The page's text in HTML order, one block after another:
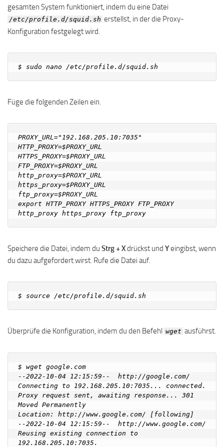
gesamten System funktioniert, indem du eine Datei
/etc/profile.d/squid.sh erstellst, in der die Proxy-
Konfiguration festgelegt wird.
Füge die folgenden Zeilen ein.
PROXY_URL="192.168.205.10:7035"
HTTP_PROXY=$PROXY_URL
HTTPS_PROXY=$PROXY_URL
FTP_PROXY=$PROXY_URL
http_proxy=$PROXY_URL
https_proxy=$PROXY_URL
ftp_proxy=$PROXY_URL
export HTTP_PROXY HTTPS_PROXY FTP_PROXY
Speichere die Datei, indem du Strg + Xdrückst und Yeingibst, wenn
du dazu aufgefordert wirst. Rufe die Datei auf.
Überprüfe die Konfiguration, indem du den Befehl wget ausführst.
$ wget google.com
--2022-10-04 12:15:59--  http://google.com/
Connecting to 192.168.205.10:7035... connected.
Proxy request sent, awaiting response... 301
Moved Permanently
Location: http://www.google.com/ [following]
--2022-10-04 12:15:59--  http://www.google.com/
Reusing existing connection to
192.168.205.10:7035.